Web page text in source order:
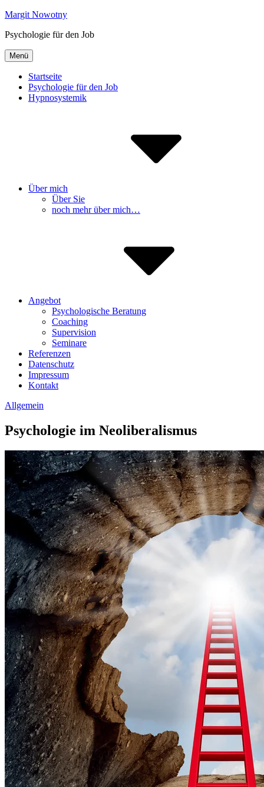
Inhalte
Margit Nowotny
Psychologie für den Job
Menü
Startseite
Psychologie für den Job
Hypnosystemik
Über mich
Über Sie
noch mehr über mich…
Angebot
Psychologische Beratung
Coaching
Supervision
Seminare
Referenzen
Datenschutz
Impressum
Kontakt
Allgemein
Psychologie im Neoliberalismus